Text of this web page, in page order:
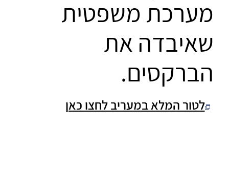
מערכת משפטית
שאיבדה את
הברקסים.
לטור המלא במעריב לחצו כאן